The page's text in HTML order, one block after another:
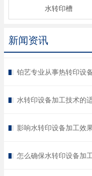
水转印槽
新闻资讯
铂艺专业从事热转印设
水转印设备加工技术的
影响水转印设备加工效
怎么确保水转印设备加